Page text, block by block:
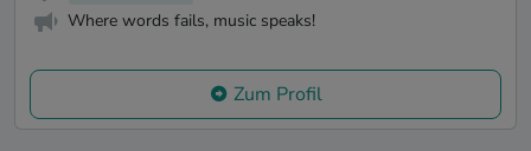
Where words fails, music speaks!
Zum Profil